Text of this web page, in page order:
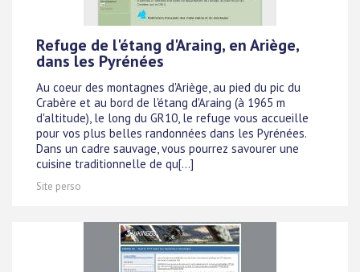
Refuge de l'étang d'Araing, en Ariège,
dans les Pyrénées
Au coeur des montagnes d'Ariège, au pied du pic du
Crabère et au bord de l'étang d'Araing (à 1965 m
d'altitude), le long du GR10, le refuge vous accueille
pour vos plus belles randonnées dans les Pyrénées.
Dans un cadre sauvage, vous pourrez savourer une
cuisine traditionnelle de qu[...]
Site perso